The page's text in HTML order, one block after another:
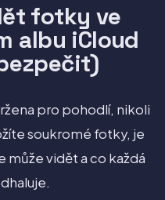
fotky ve
albu iCloud
pro pohodlí, nikoli
soukromé fotky, je
vidět a co každá